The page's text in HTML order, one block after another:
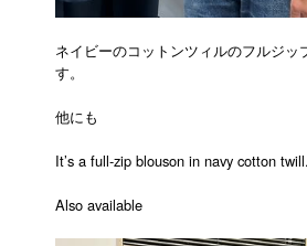
ネイビーのコットンツィルのフルジッ
す。
他にも
It’s a full-zip blouson in navy cotton twill.
Also available